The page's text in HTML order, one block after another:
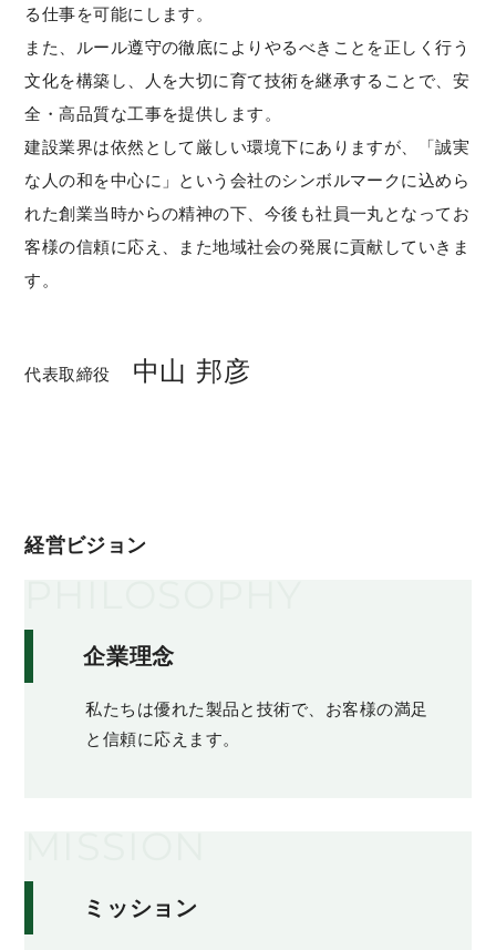
る仕事を可能にします。
また、ルール遵守の徹底によりやるべきことを正しく行う
文化を構築し、人を大切に育て技術を継承することで、安
全・高品質な工事を提供します。
建設業界は依然として厳しい環境下にありますが、「誠実
な人の和を中心に」という会社のシンボルマークに込めら
れた創業当時からの精神の下、今後も社員一丸となってお
客様の信頼に応え、また地域社会の発展に貢献していきま
す。
代表取締役 中山 邦彦
経営ビジョン
PHILOSOPHY
企業理念
私たちは優れた製品と技術で、お客様の満足
と信頼に応えます。
MISSION
ミッション